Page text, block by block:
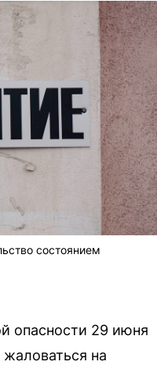
состоянием
опасности 29 июня
на